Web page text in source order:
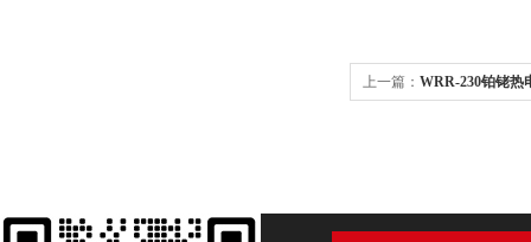
上一篇： WRR-230铂铑热